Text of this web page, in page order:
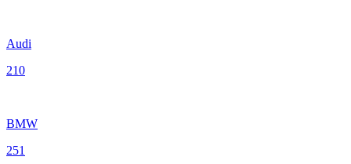
Audi
210
BMW
251